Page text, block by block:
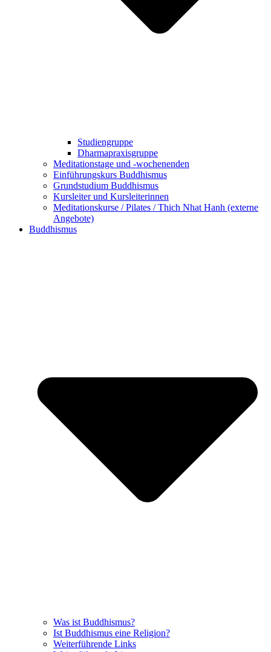
Studiengruppe
Dharmapraxisgruppe
Meditationstage und -wochenenden
Einführungskurs Buddhismus
Grundstudium Buddhismus
Kursleiter und Kursleiterinnen
Meditationskurse / Pilates / Thich Nhat Hanh (externe
Angebote)
Buddhismus
Was ist Buddhismus?
Ist Buddhismus eine Religion?
Weiterführende Links